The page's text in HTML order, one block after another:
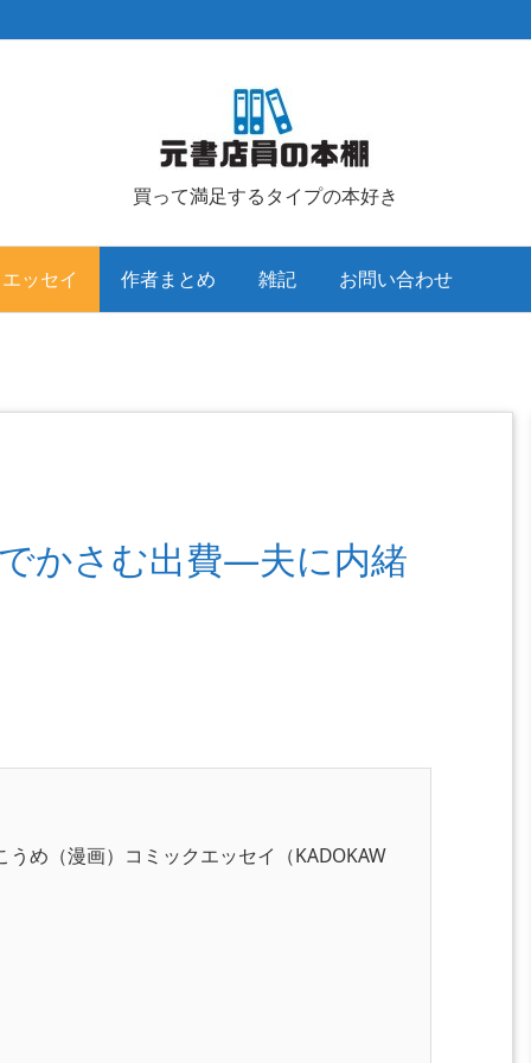
買って満足するタイプの本好き
ッセイ 作者まとめ 雑記 お問い合わせ
かさむ出費―夫に内緒
め（漫画）コミックエッセイ（KADOKAW